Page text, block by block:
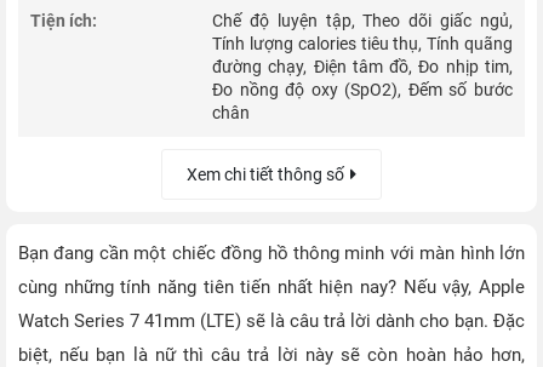
Bạn đang cần một chiếc đồng hồ thông minh với màn hình lớn
cùng những tính năng tiên tiến nhất hiện nay? Nếu vậy, Apple
Watch Series 7 41mm (LTE) sẽ là câu trả lời dành cho bạn. Đặc
biệt, nếu bạn là nữ thì câu trả lời này sẽ còn hoàn hảo hơn,
Tiện ích:
Chế độ luyện tập, Theo dõi giấc ngủ,
Tính lượng calories tiêu thụ, Tính quãng
đường chạy, Điện tâm đồ, Đo nhịp tim,
Đo nồng độ oxy (SpO2), Đếm số bước
chân
Xem chi tiết thông số